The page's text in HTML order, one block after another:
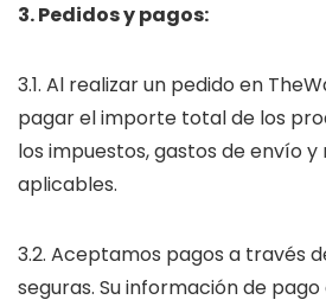
3. Pedidos y pagos:
3.1. Al realizar un pedido en
pagar el importe total de los
los impuestos, gastos de envío
aplicables.
3.2. Aceptamos pagos a través
seguras. Su información de